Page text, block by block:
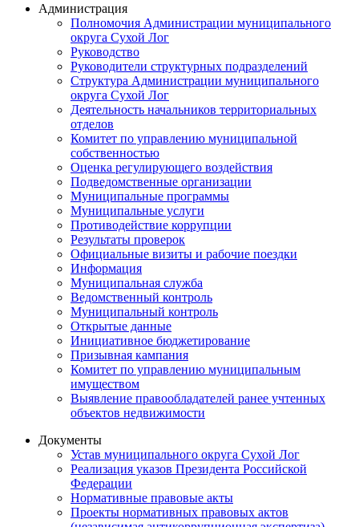
Администрация
Полномочия Администрации муниципального
округа Сухой Лог
Руководство
Руководители структурных подразделений
Структура Администрации муниципального
округа Сухой Лог
Деятельность начальников территориальных
отделов
Комитет по управлению муниципальной
собственностью
Оценка регулирующего воздействия
Подведомственные организации
Муниципальные программы
Муниципальные услуги
Противодействие коррупции
Результаты проверок
Официальные визиты и рабочие поездки
Информация
Муниципальная служба
Ведомственный контроль
Муниципальный контроль
Открытые данные
Инициативное бюджетирование
Призывная кампания
Комитет по управлению муниципальным
имуществом
Выявление правообладателей ранее учтенных
объектов недвижимости
Документы
Устав муниципального округа Сухой Лог
Реализация указов Президента Российской
Федерации
Нормативные правовые акты
Проекты нормативных правовых актов